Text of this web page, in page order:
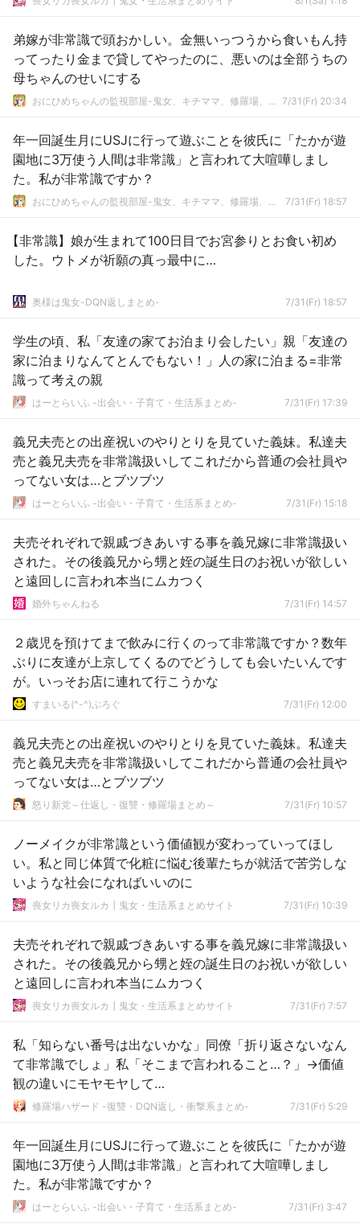
弟嫁が非常識で頭おかしい。金無いっつうから食いもん持
ってったり金まで貸してやったのに、悪いのは全部うちの
母ちゃんのせいにする
おにひめちゃんの監視部屋-鬼女、キチママ、修羅場、生活まとめ- 7/31(Fr) 20:34
年一回誕生月にUSJに行って遊ぶことを彼氏に「たかが遊
園地に3万使う人間は非常識」と言われて大喧嘩しまし
た。私が非常識ですか？
おにひめちゃんの監視部屋-鬼女、キチママ、修羅場、生活まとめ- 7/31(Fr) 18:57
【非常識】娘が生まれて100日目でお宮参りとお食い初め
した。ウトメが祈願の真っ最中に…
奥様は鬼女-DQN返しまとめ- 7/31(Fr) 18:57
学生の頃、私「友達の家てお泊まり会したい」親「友達の
家に泊まりなんてとんでもない！」人の家に泊まる=非常
識って考えの親
はーとらいふ -出会い・子育て・生活系まとめ- 7/31(Fr) 17:39
義兄夫売との出産祝いのやりとりを見ていた義妹。私達夫
売と義兄夫売を非常識扱いしてこれだから普通の会社員や
ってない女は…とブツブツ
はーとらいふ -出会い・子育て・生活系まとめ- 7/31(Fr) 15:18
夫売それぞれで親戚づきあいする事を義兄嫁に非常識扱い
された。その後義兄から甥と姪の誕生日のお祝いが欲しい
と遠回しに言われ本当にムカつく
婚外ちゃんねる 7/31(Fr) 14:57
２歳児を預けてまで飲みに行くのって非常識ですか？数年
ぶりに友達が上京してくるのでどうしても会いたいんです
が。いっそお店に連れて行こうかな
すまいる(^-^)ぶろぐ 7/31(Fr) 12:00
義兄夫売との出産祝いのやりとりを見ていた義妹。私達夫
売と義兄夫売を非常識扱いしてこれだから普通の会社員や
ってない女は…とブツブツ
怒り新党～仕返し・復讐・修羅場まとめ～ 7/31(Fr) 10:57
ノーメイクが非常識という価値観が変わっていってほし
い。私と同じ体質で化粧に悩む後輩たちが就活で苦労しな
いような社会になればいいのに
喪女リカ喪女ルカ┃鬼女・生活系まとめサイト 7/31(Fr) 10:39
夫売それぞれで親戚づきあいする事を義兄嫁に非常識扱い
された。その後義兄から甥と姪の誕生日のお祝いが欲しい
と遠回しに言われ本当にムカつく
喪女リカ喪女ルカ┃鬼女・生活系まとめサイト 7/31(Fr) 7:57
私「知らない番号は出ないかな」同僚「折り返さないなん
て非常識でしょ」私「そこまで言われること…？」→価値
観の違いにモヤモヤして…
修羅場ハザード -復讐・DQN返し・衝撃系まとめ- 7/31(Fr) 5:29
年一回誕生月にUSJに行って遊ぶことを彼氏に「たかが遊
園地に3万使う人間は非常識」と言われて大喧嘩しまし
た。私が非常識ですか？
はーとらいふ -出会い・子育て・生活系まとめ- 7/31(Fr) 3:47